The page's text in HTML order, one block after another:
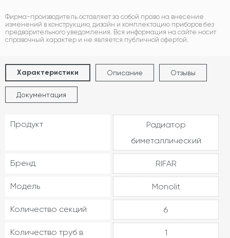
Фирма-производитель оставляет за собой право на внесение
изменений в конструкцию, дизайн и комплектацию приборов без
предварительного уведомления. Вся информация на сайте носит
справочный характер и не является публичной офертой.
Характеристики Описание Отзывы
Документация
Продукт
Радиатор
биметаллический
Бренд RIFAR
Модель Monolit
Количество секций 6
Количество труб в
1